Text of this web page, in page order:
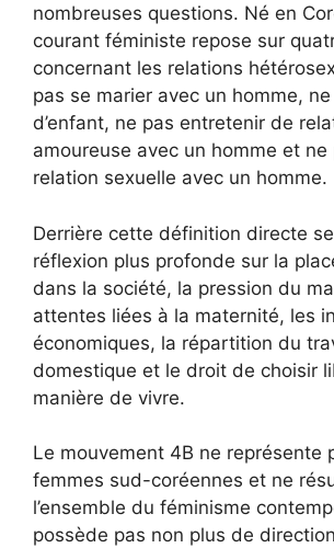
nombreuses questions. Né en
courant féministe repose sur
concernant les relations
pas se marier avec un homme,
d’enfant, ne pas entretenir de
amoureuse avec un homme et ne
relation sexuelle avec un homme.
Derrière cette définition directe
réflexion plus profonde sur la
dans la société, la pression du
attentes liées à la maternité, les
économiques, la répartition du
domestique et le droit de choisir
manière de vivre.
Le mouvement 4B ne représente
femmes sud-coréennes et ne
l’ensemble du féminisme
possède pas non plus de